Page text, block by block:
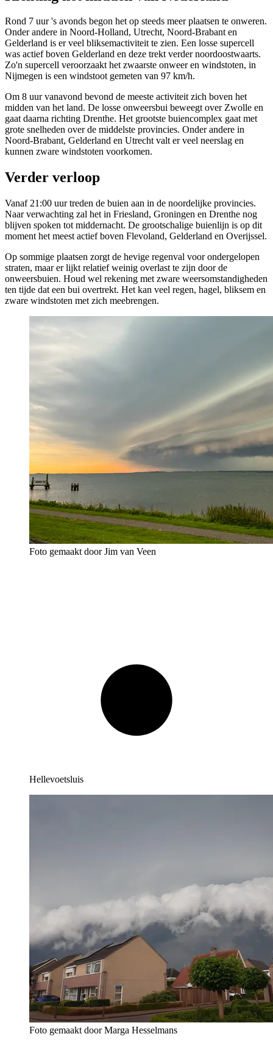
Rond 7 uur 's avonds begon het op steeds meer plaatsen te onweren.
Onder andere in Noord-Holland, Utrecht, Noord-Brabant en
Gelderland is er veel bliksemactiviteit te zien. Een losse supercell
was actief boven Gelderland en deze trekt verder noordoostwaarts.
Zo'n supercell veroorzaakt het zwaarste onweer en windstoten, in
Nijmegen is een windstoot gemeten van 97 km/h.
Om 8 uur vanavond bevond de meeste activiteit zich boven het
midden van het land. De losse onweersbui beweegt over Zwolle en
gaat daarna richting Drenthe. Het grootste buiencomplex gaat met
grote snelheden over de middelste provincies. Onder andere in
Noord-Brabant, Gelderland en Utrecht valt er veel neerslag en
kunnen zware windstoten voorkomen.
Verder verloop
Vanaf 21:00 uur treden de buien aan in de noordelijke provincies.
Naar verwachting zal het in Friesland, Groningen en Drenthe nog
blijven spoken tot middernacht. De grootschalige buienlijn is op dit
moment het meest actief boven Flevoland, Gelderland en Overijssel.
Op sommige plaatsen zorgt de hevige regenval voor ondergelopen
straten, maar er lijkt relatief weinig overlast te zijn door de
onweersbuien. Houd wel rekening met zware weersomstandigheden
ten tijde dat een bui overtrekt. Het kan veel regen, hagel, bliksem en
zware windstoten met zich meebrengen.
Foto gemaakt door Jim van Veen
Hellevoetsluis
Foto gemaakt door Marga Hesselmans